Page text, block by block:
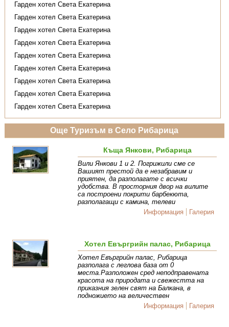
Гарден хотел Света Екатерина
Гарден хотел Света Екатерина
Гарден хотел Света Екатерина
Гарден хотел Света Екатерина
Гарден хотел Света Екатерина
Гарден хотел Света Екатерина
Гарден хотел Света Екатерина
Гарден хотел Света Екатерина
Гарден хотел Света Екатерина
Още Туризъм в Село Рибарица
Къща Янкови, Рибарица
Вили Янкови 1 и 2. Погрижили сме се
Вашият престой да е незабравим и
приятен, да разполагате с всички
удобства. В просторния двор на вилите
са построени покрити барбекюта,
разполагащи с камина, телеви
Информация
Галерия
Хотел Евъргрийн палас, Рибарица
Хотел Евъргрийн палас, Рибарица
разполага с леглова база от 0
места.Разположен сред неподправената
красота на природата и свежестта на
приказния зелен свят на Балкана, в
подножието на величествен
Информация
Галерия